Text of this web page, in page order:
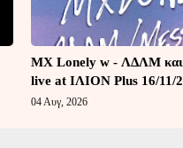
MX Lonely w - ΛΔΛΜ και
live at ΙΛΙΟΝ Plus 16/11/
04 Αυγ, 2026